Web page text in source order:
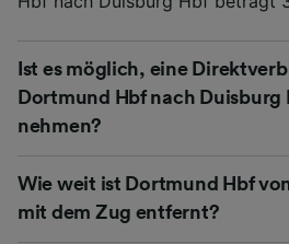
Ist es möglich, eine
Dortmund Hbf nach Duisburg
nehmen?
Wie weit ist Dortmund Hbf
mit dem Zug entfernt?